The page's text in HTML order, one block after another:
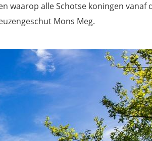
waarop alle Schotse koningen vanaf
Mons Meg.